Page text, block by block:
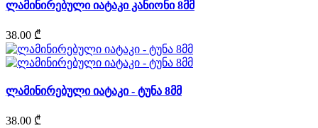
ლამინირებული იატაკი კანიონი 8მმ
38.00 ₾
ლამინირებული იატაკი - ტუნა 8მმ
38.00 ₾